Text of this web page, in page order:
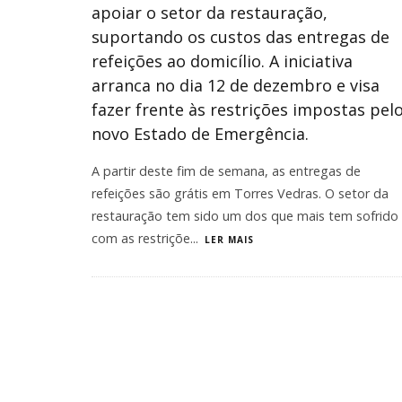
apoiar o setor da restauração,
suportando os custos das entregas de
refeições ao domicílio. A iniciativa
arranca no dia 12 de dezembro e visa
fazer frente às restrições impostas
novo Estado de Emergência.
A partir deste fim de semana, as entregas de
refeições são grátis em Torres Vedras. O setor da
restauração tem sido um dos que mais tem sofrido
com as restriçõe... LER MAIS